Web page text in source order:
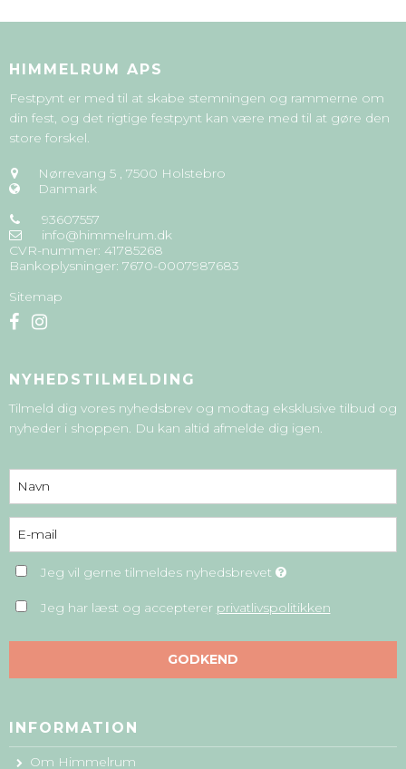
HIMMELRUM APS
Festpynt er med til at skabe stemningen og rammerne om
din fest, og det rigtige festpynt kan være med til at gøre den
store forskel.
Nørrevang 5 , 7500 Holstebro
Danmark
93607557
info@himmelrum.dk
CVR-nummer: 41785268
Bankoplysninger: 7670-0007987683
Sitemap
NYHEDSTILMELDING
Tilmeld dig vores nyhedsbrev og modtag eksklusive tilbud og
nyheder i shoppen. Du kan altid afmelde dig igen.
Jeg vil gerne tilmeldes nyhedsbrevet
Jeg har læst og accepterer privatlivspolitikken
GODKEND
INFORMATION
Om Himmelrum